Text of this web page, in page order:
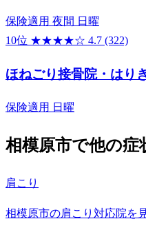
保険適用 夜間 日曜
10位 ★★★★☆ 4.7 (322)
ほねごり接骨院・はり
保険適用 日曜
相模原市で他の症
肩こり
相模原市の肩こり対応院を